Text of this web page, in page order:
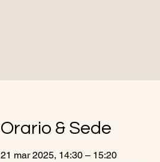
Orario & Sede
21 mar 2025, 14:30 – 15:20